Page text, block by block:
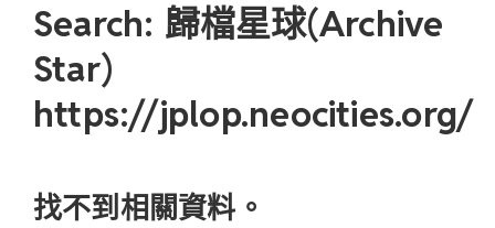
Search: 歸檔星球(Archive
Star)
https://jplop.neocities.org/
找不到相關資料。